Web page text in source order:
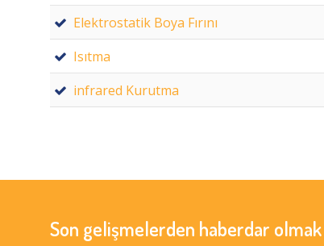
Elektrostatik Boya Fırını
Isıtma
infrared Kurutma
Son gelişmelerden haberdar